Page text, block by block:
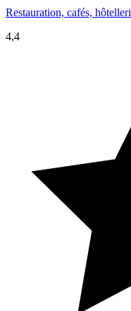
Restauration, cafés,
4,4